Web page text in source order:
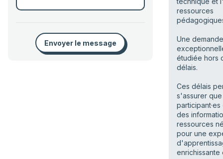
Envoyer le message
ressources
Une demande
étudiée hors
délais.
Ces délais
s'assurer
des
ressources
pour une
enrichissante